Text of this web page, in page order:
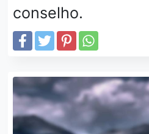
conselho.